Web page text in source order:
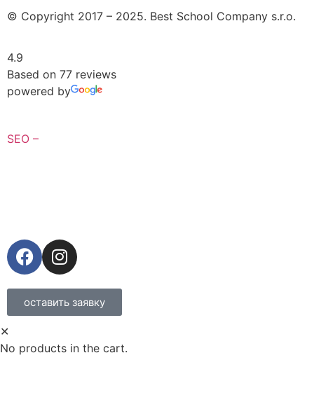
© Copyright 2017 – 2025. Best School Company s.r.o.
4.9
Based on 77 reviews
powered by
SEO –
оставить заявку
✕
No products in the cart.